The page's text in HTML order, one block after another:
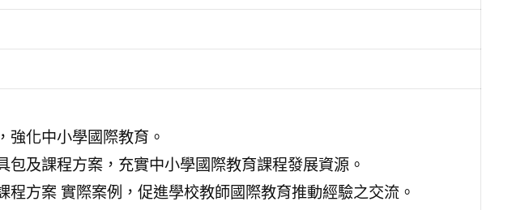
強化中小學國際教育。
包及課程方案，充實中小學國際教育課程發展資源。
程方案 實際案例，促進學校教師國際教育推動經驗之交流。